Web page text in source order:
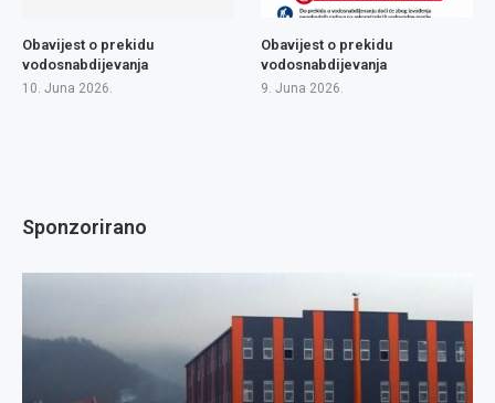
Obavijest o prekidu
vodosnabdijevanja
10. Juna 2026.
Obavijest o prekidu
vodosnabdijevanja
9. Juna 2026.
Sponzorirano